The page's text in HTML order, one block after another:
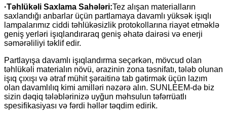
·Təhlükəli Saxlama Sahələri:Tez alışan materialların
saxlandığı anbarlar üçün partlamaya davamlı yüksək işıqlı
lampalarımız ciddi təhlükəsizlik protokollarına riayət etməklə
geniş yerləri işıqlandıraraq geniş əhatə dairəsi və enerji
səmərəliliyi təklif edir.
Partlayışa davamlı işıqlandırma seçərkən, mövcud olan
təhlükəli materialın növü, ərazinin zona təsnifatı, tələb olunan
işıq çıxışı və ətraf mühit şəraitinə tab gətirmək üçün lazım
olan davamlılıq kimi amilləri nəzərə alın. SUNLEEM-də biz
sizin dəqiq tələblərinizə uyğun məhsulun təfərrüatlı
spesifikasiyası və fərdi həllər təqdim edirik.